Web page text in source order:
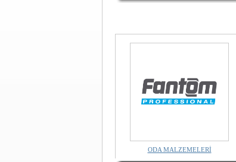
ODA MALZEMELERİ